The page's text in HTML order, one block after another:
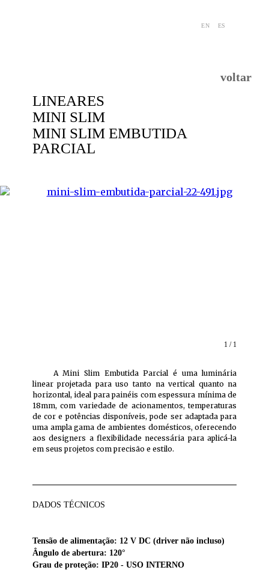
EN ES
voltar
LINEARES
MINI SLIM
MINI SLIM EMBUTIDA
PARCIAL
1 / 1
A Mini Slim Embutida Parcial é uma luminária
linear projetada para uso tanto na vertical quanto na
horizontal, ideal para painéis com espessura mínima de
18mm, com variedade de acionamentos, temperaturas
de cor e potências disponíveis, pode ser adaptada para
uma ampla gama de ambientes domésticos, oferecendo
aos designers a flexibilidade necessária para aplicá-la
em seus projetos com precisão e estilo.
DADOS TÉCNICOS
Tensão de alimentação: 12 V DC (driver não incluso)
Ângulo de abertura: 120°
Grau de proteção: IP20 - USO INTERNO